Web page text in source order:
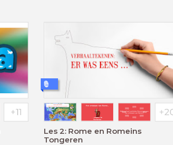
Les 2: Rome en Romeins
Tongeren